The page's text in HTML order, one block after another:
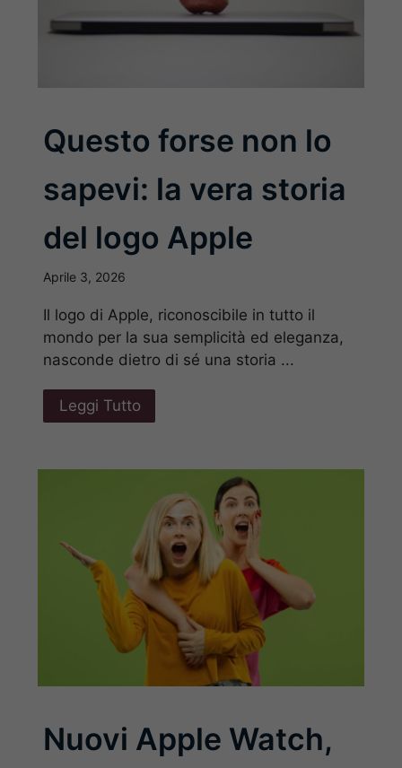
Questo forse non lo
sapevi: la vera storia
del logo Apple
Aprile 3, 2026
Il logo di Apple, riconoscibile in tutto il
mondo per la sua semplicità ed eleganza,
nasconde dietro di sé una storia ...
Leggi Tutto
Nuovi Apple Watch,